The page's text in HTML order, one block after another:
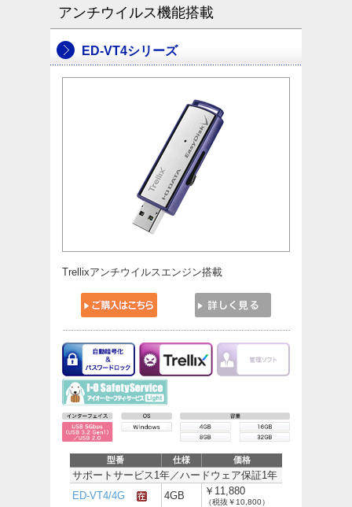
アンチウイルス機能搭載
ED-VT4シリーズ
Trellixアンチウイルスエンジン搭載
型番 仕様 価格
サポートサービス1年／ハードウェア保証1年
ED-VT4/4G
4GB ￥11,880
（税抜￥10,800）